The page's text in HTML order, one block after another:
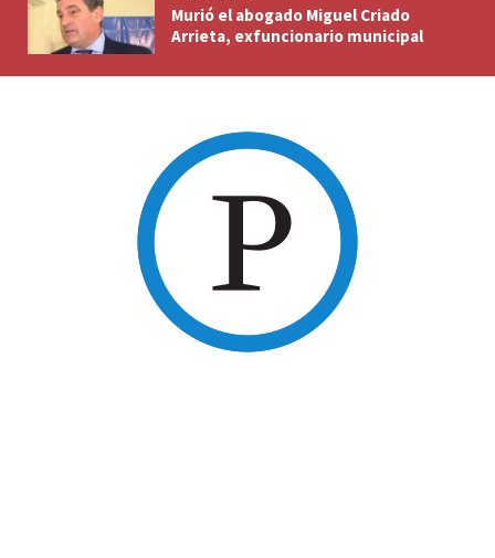
Murió el abogado Miguel Criado
Arrieta, exfuncionario municipal